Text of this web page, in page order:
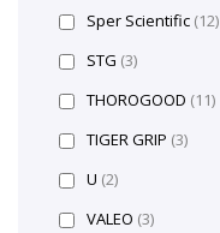
Sper Scientific (12)
STG (3)
THOROGOOD (11)
TIGER GRIP (3)
U (2)
VALEO (3)